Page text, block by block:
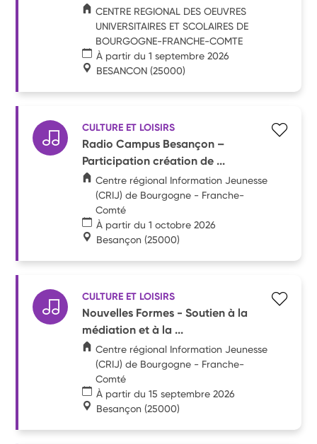
CENTRE REGIONAL DES OEUVRES
UNIVERSITAIRES ET SCOLAIRES DE
BOURGOGNE-FRANCHE-COMTE
À partir du 1 septembre 2026
BESANCON (25000)
CULTURE ET LOISIRS
Radio Campus Besançon –
Participation création de ...
Centre régional Information Jeunesse
(CRIJ) de Bourgogne - Franche-
Comté
À partir du 1 octobre 2026
Besançon (25000)
CULTURE ET LOISIRS
Nouvelles Formes - Soutien à la
médiation et à la ...
Centre régional Information Jeunesse
(CRIJ) de Bourgogne - Franche-
Comté
À partir du 15 septembre 2026
Besançon (25000)